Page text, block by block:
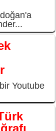
Youtube